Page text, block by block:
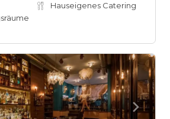
Hauseigenes Catering